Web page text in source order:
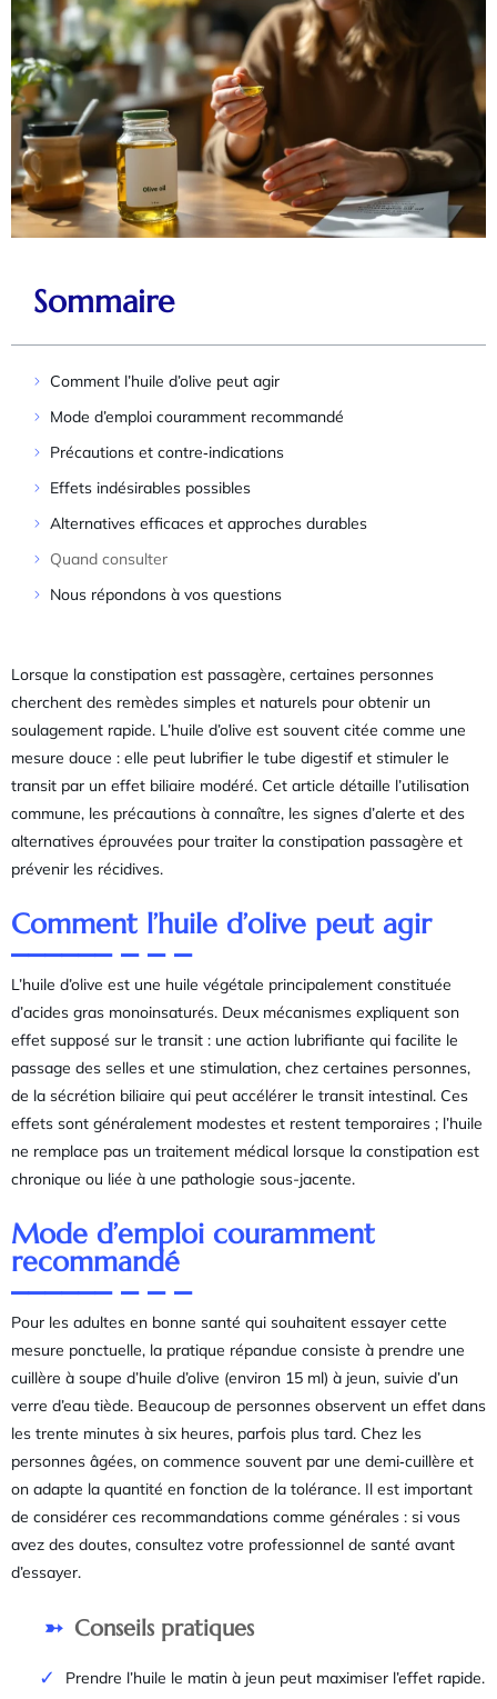
Sommaire
Comment l’huile d’olive peut agir
Mode d’emploi couramment recommandé
Précautions et contre‑indications
Effets indésirables possibles
Alternatives efficaces et approches durables
Quand consulter
Nous répondons à vos questions
Lorsque la constipation est passagère, certaines personnes
cherchent des remèdes simples et naturels pour obtenir un
soulagement rapide. L’huile d’olive est souvent citée comme une
mesure douce : elle peut lubrifier le tube digestif et stimuler le
transit par un effet biliaire modéré. Cet article détaille l’utilisation
commune, les précautions à connaître, les signes d’alerte et des
alternatives éprouvées pour traiter la constipation passagère et
prévenir les récidives.
Comment l’huile d’olive peut agir
L’huile d’olive est une huile végétale principalement constituée
d’acides gras monoinsaturés. Deux mécanismes expliquent son
effet supposé sur le transit : une action lubrifiante qui facilite le
passage des selles et une stimulation, chez certaines personnes,
de la sécrétion biliaire qui peut accélérer le transit intestinal. Ces
effets sont généralement modestes et restent temporaires ; l’huile
ne remplace pas un traitement médical lorsque la constipation est
chronique ou liée à une pathologie sous-jacente.
Mode d’emploi couramment
recommandé
Pour les adultes en bonne santé qui souhaitent essayer cette
mesure ponctuelle, la pratique répandue consiste à prendre une
cuillère à soupe d’huile d’olive (environ 15 ml) à jeun, suivie d’un
verre d’eau tiède. Beaucoup de personnes observent un effet dans
les trente minutes à six heures, parfois plus tard. Chez les
personnes âgées, on commence souvent par une demi‑cuillère et
on adapte la quantité en fonction de la tolérance. Il est important
de considérer ces recommandations comme générales : si vous
avez des doutes, consultez votre professionnel de santé avant
d’essayer.
Conseils pratiques
Prendre l’huile le matin à jeun peut maximiser l’effet rapide.